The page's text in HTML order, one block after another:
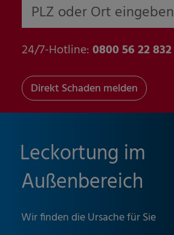
Leckortung im
Außenbereich
Wir finden die Ursache für Sie
PLZ oder Ort eingeben
24/7-Hotline:0800 56 22 832
Direkt Schaden melden